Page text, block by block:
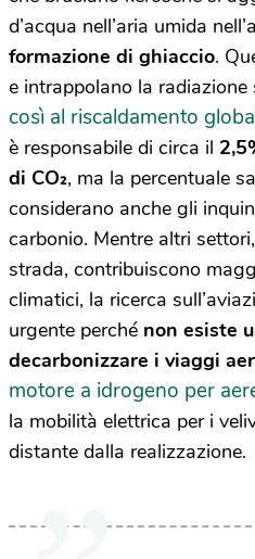
d’acqua nell’aria umida
formazione di ghiaccio.
e intrappolano la radiazione
così al riscaldamento
è responsabile di circa il
di CO₂, ma la percentuale
considerano anche gli
carbonio. Mentre altri
strada, contribuiscono
climatici, la ricerca
urgente perché non esiste
decarbonizzare i viaggi
motore a idrogeno per
la mobilità elettrica per i
distante dalla realizzazione.